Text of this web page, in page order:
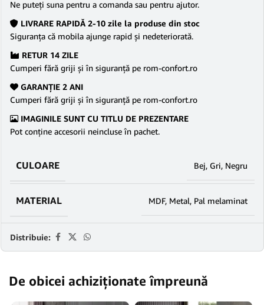
Ne puteţi suna pentru a comanda sau pentru ajutor.
LIVRARE RAPIDĂ 2-10 zile la produse din stoc
Siguranţa că mobila ajunge rapid şi nedeteriorată.
RETUR 14 ZILE
Cumperi fără griji şi în siguranţă pe rom-confort.ro
GARANŢIE 2 ANI
Cumperi fără griji şi în siguranţă pe rom-confort.ro
IMAGINILE SUNT CU TITLU DE PREZENTARE
Pot conține accesorii neincluse în pachet.
CULOARE Bej, Gri, Negru
MATERIAL MDF, Metal, Pal melaminat
Distribuie:
De obicei achiziționate împreună